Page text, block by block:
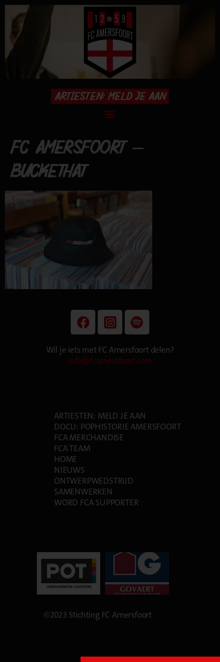
ARTIESTEN: MELD JE AAN
FC AMERSFOORT –
BUCKETHAT
Wil je iets met FC Amersfoort delen?
info@fcamersfoort.com
ARTIESTEN: MELD JE AAN
DOCU: POPHISTORIE AMERSFOORT
FCA MERCHANDISE
FCA TEAM
HOME
NIEUWS
ONTWERPWEDSTRIJD
SAMENWERKEN
WORD FCA SUPPORTER
©2023 Stichting FC Amersfoort